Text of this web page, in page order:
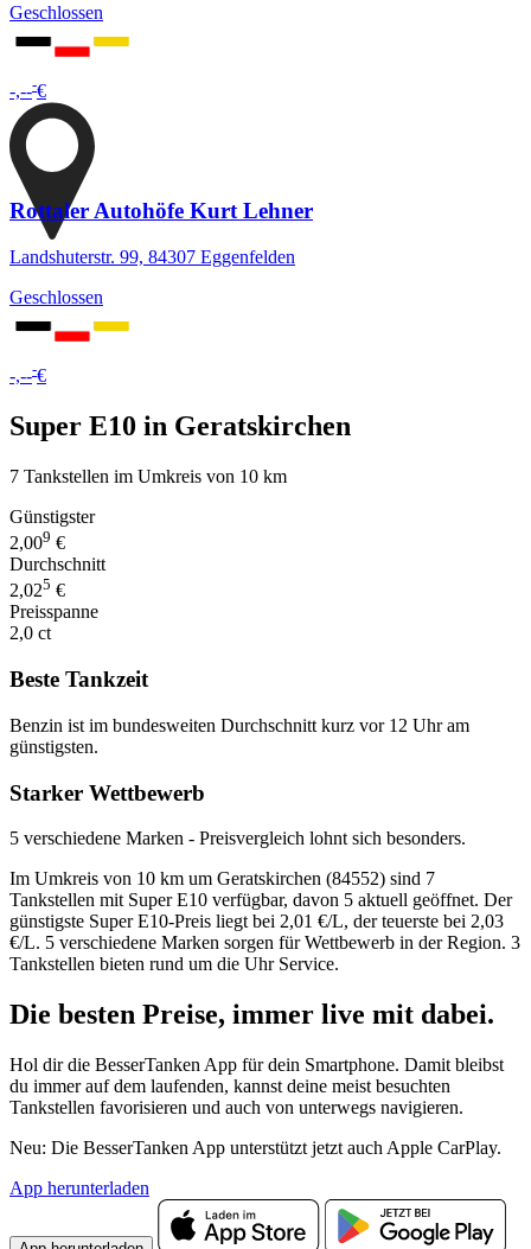
Geschlossen
-,---€
Rottaler Autohöfe Kurt Lehner
Landshuterstr. 99, 84307 Eggenfelden
Geschlossen
-,---€
Super E10 in Geratskirchen
7 Tankstellen im Umkreis von 10 km
Günstigster
2,009 €
Durchschnitt
2,025 €
Preisspanne
2,0 ct
Beste Tankzeit
Benzin ist im bundesweiten Durchschnitt kurz vor 12 Uhr am
günstigsten.
Starker Wettbewerb
5 verschiedene Marken - Preisvergleich lohnt sich besonders.
Im Umkreis von 10 km um Geratskirchen (84552) sind 7
Tankstellen mit Super E10 verfügbar, davon 5 aktuell geöffnet. Der
günstigste Super E10-Preis liegt bei 2,01 €/L, der teuerste bei 2,03
€/L. 5 verschiedene Marken sorgen für Wettbewerb in der Region. 3
Tankstellen bieten rund um die Uhr Service.
Die besten Preise, immer live mit dabei.
Hol dir die BesserTanken App für dein Smartphone. Damit bleibst
du immer auf dem laufenden, kannst deine meist besuchten
Tankstellen favorisieren und auch von unterwegs navigieren.
Neu: Die BesserTanken App unterstützt jetzt auch Apple CarPlay.
App herunterladen